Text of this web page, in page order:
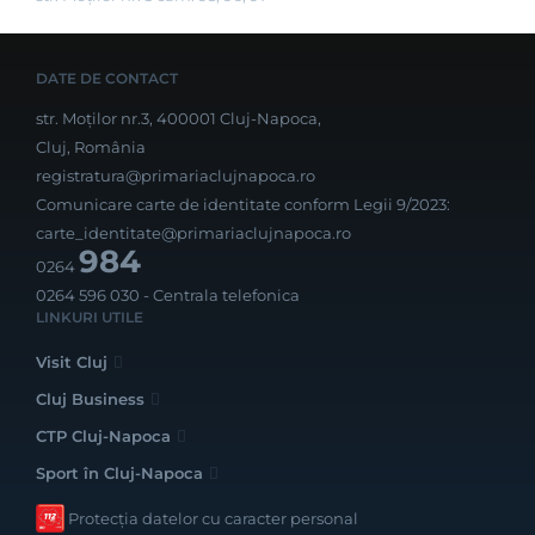
DATE DE CONTACT
str. Moților nr.3, 400001 Cluj-Napoca,
Cluj, România
registratura@primariaclujnapoca.ro
Comunicare carte de identitate conform Legii 9/2023:
carte_identitate@primariaclujnapoca.ro
0264984
0264 596 030 - Centrala telefonica
LINKURI UTILE
Visit Cluj
Cluj Business
CTP Cluj-Napoca
Sport în Cluj-Napoca
Protecția datelor cu caracter personal